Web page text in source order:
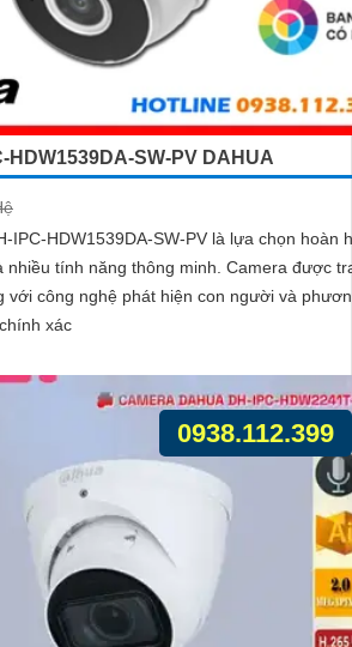
HDW1539DA-SW-PV DAHUA
IPC-HDW1539DA-SW-PV là lựa chọn hoàn
năng thông minh. Camera được trang bị
với công nghệ phát hiện con người và
xác
0938.112.399